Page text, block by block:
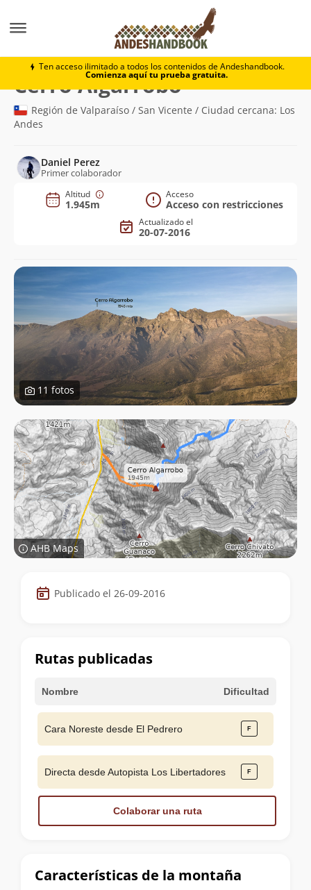
Ten acceso ilimitado a todos los contenidos de Andeshandbook.
Comienza aquí tu prueba gratuita.
Cerro Algarrobo
Cerro Algarrobo(1.945m)
Región de Valparaíso / San Vicente / Ciudad cercana: Los
Andes
Daniel Perez
Primer colaborador
Altitud
1.945m
Acceso
Acceso con restricciones
Actualizado el
20-07-2016
11 fotos
AHB Maps
Datos
de
cumbre
Publicado el 26-09-2016
Características de la montaña
Rutas publicadas
Nombre Dificultad
Cara Noreste desde El Pedrero
Directa desde Autopista Los Libertadores
Colaborar una ruta